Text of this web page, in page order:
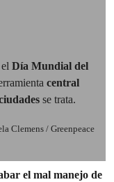
Día Mundial del
central
se trata.
Clemens / Greenpeace
el mal manejo de